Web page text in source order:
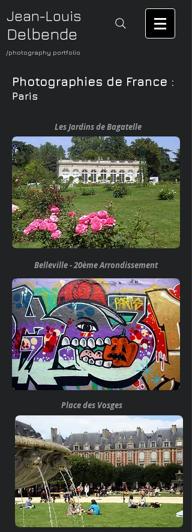
Jean-Louis
Delbende
/photography portfolio
Photographies de France :
Paris
Les Jardins de Bagatelle
Belleville - 20ème Arrondissement
Place des Vosges